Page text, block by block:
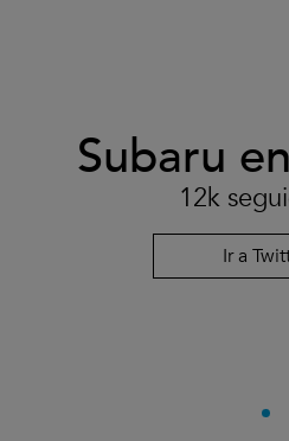
Subaru
12k
Ir a